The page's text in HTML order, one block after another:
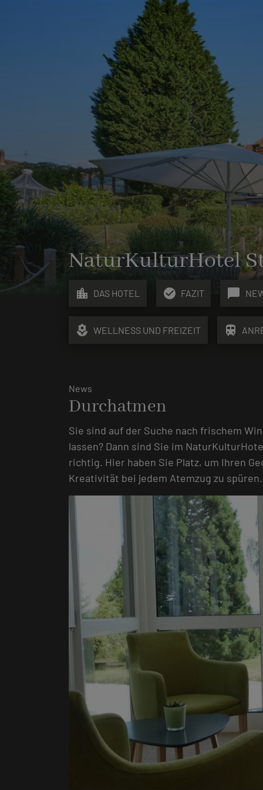
NaturKulturHotel
location_city DAS HOTEL check_circle FAZIT chat_bubble
local_florist WELLNESS UND FREIZEIT train
News
Durchatmen
Sie sind auf der Suche nach frischem
lassen? Dann sind Sie im
richtig. Hier haben Sie Platz, um Ihren
Kreativität bei jedem Atemzug zu spüren.